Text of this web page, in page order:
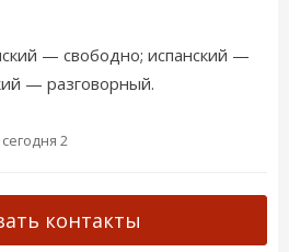
— свободно; испанский —
— разговорный.
2
контакты